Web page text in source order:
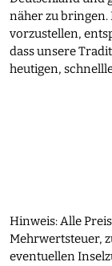
näher zu bringen.
vorzustellen,
dass unsere
heutigen,
Hinweis: Alle
Mehrwertsteuer,
eventuellen